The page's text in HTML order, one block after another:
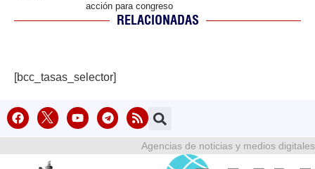
acción para congreso
RELACIONADAS
[bcc_tasas_selector]
Agencias de noticias y medios digitales